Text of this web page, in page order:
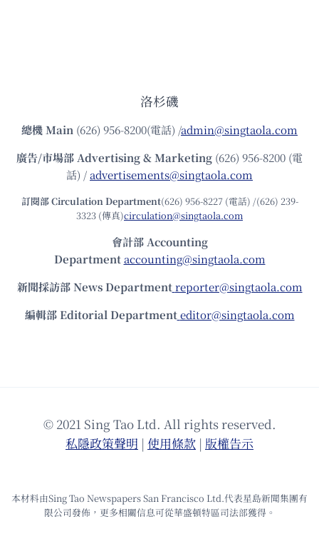
洛杉磯
總機Main (626) 956-8200(電話) /admin@singtaola.com
廣告/市場部Advertising & Marketing (626) 956-8200 (電
話) /advertisements@singtaola.com
訂閱部 Circulation Department(626) 956-8227 (電話) /(626) 239-
3323 (傳真)circulation@singtaola.com
會計部 Accounting
Department accounting@singtaola.com
新聞採訪部 News Department reporter@singtaola.com
編輯部 Editorial Department editor@singtaola.com
© 2021 Sing Tao Ltd. All rights reserved.
私隱政策聲明 | 使⽤條款 | 版權告⽰
本材料由Sing Tao Newspapers San Francisco Ltd.代表星島新聞集團有
限公司發佈，更多相關信息可從華盛頓特區司法部獲得。